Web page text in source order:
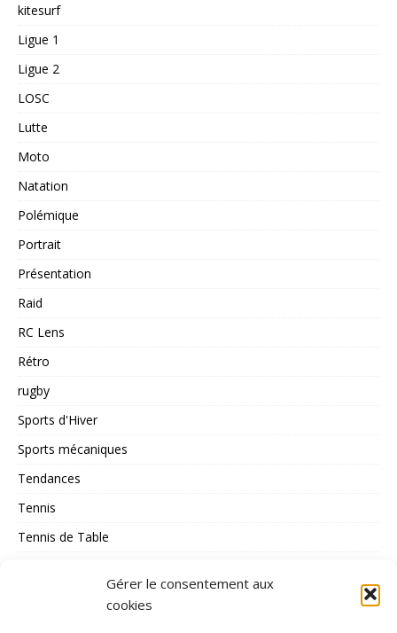
Gérer le consentement aux
cookies
kitesurf
Ligue 1
Ligue 2
LOSC
Lutte
Moto
Natation
Polémique
Portrait
Présentation
Raid
RC Lens
Rétro
rugby
Sports d'Hiver
Sports mécaniques
Tendances
Tennis
Tennis de Table